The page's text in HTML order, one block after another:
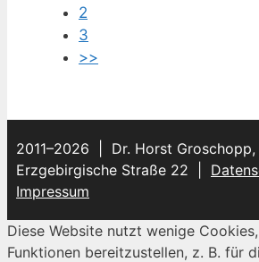
2
3
>>
2011–2026 | Dr. Horst
Erzgebirgische Straße 22 |
Impressum
Diese Website nutzt wenige
Funktionen bereitzustellen, z. B. für